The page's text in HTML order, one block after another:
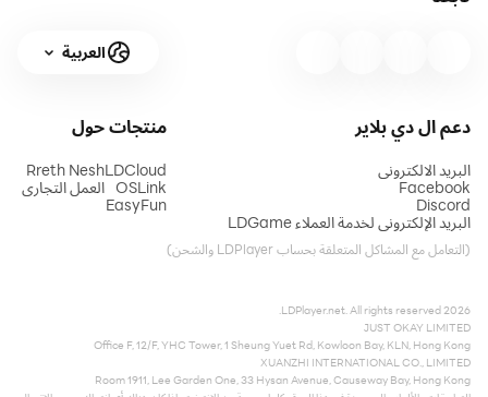
العربية
دعم ال دي بلاير
البريد الالكتروني
Facebook
Discord
البريد الإلكتروني لخدمة العملاء LDGame
(التعامل مع المشاكل المتعلقة بحساب LDPlayer والشحن)
منتجات
LDCloud
OSLink
EasyFun
حول
Rreth Nesh
العمل التجاري
2026 LDPlayer.net. All rights reserved.
JUST OKAY LIMITED
Office F, 12/F, YHC Tower, 1 Sheung Yuet Rd, Kowloon Bay, KLN, Hong Kong
XUANZHI INTERNATIONAL CO., LIMITED
Room 1911, Lee Garden One, 33 Hysan Avenue, Causeway Bay, Hong Kong